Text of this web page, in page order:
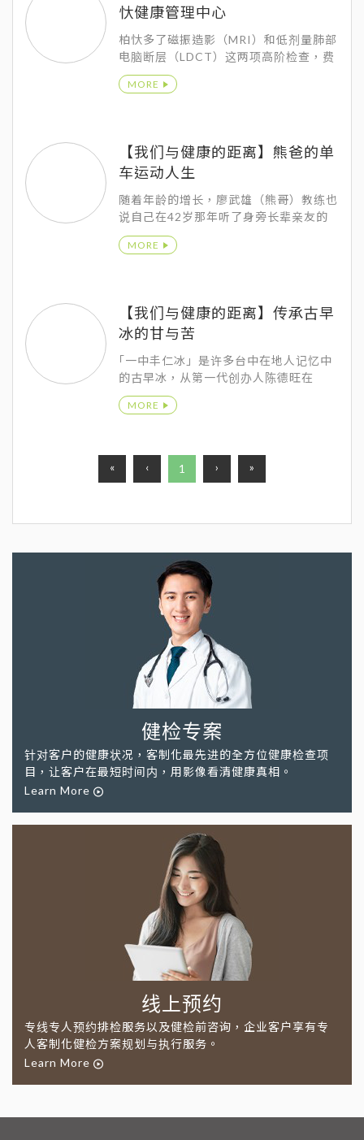
忕健康管理中心
柏忕多了磁振造影（MRI）和低剂量肺部
电脑断层（LDCT）这两项高阶检查，费
用却只多了2,800，所以我毫不犹豫的就
选定了设备高端、价格也合理的澄清医院
MORE
【我们与健康的距离】熊爸的单
车运动人生
随着年龄的增长，廖武雄（熊哥）教练也
说自己在42岁那年听了身旁长辈亲友的
提醒，才开始健康检查，却发现原来平常
运动锻炼，虽然体能状态维持不错，但看
MORE
【我们与健康的距离】传承古早
冰的甘与苦
｢一中丰仁冰」是许多台中在地人记忆中
的古早冰，从第一代创办人陈德旺在
1946年开始，最早期是以摊车卖红茶冰
起家，现在则是台中一中商圈的知名地
MORE
« ‹ 1 › »
健检专案
针对客户的健康状况，客制化最先进的全方位健康检查项
目，让客户在最短时间内，用影像看清健康真相。
Learn More
线上预约
专线专人预约排检服务以及健检前咨询，企业客户享有专
人客制化健检方案规划与执行服务。
Learn More